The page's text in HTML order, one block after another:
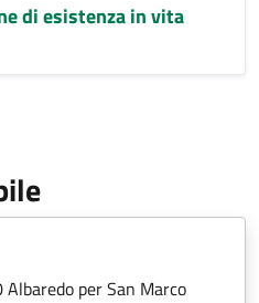
di esistenza in vita
per San Marco